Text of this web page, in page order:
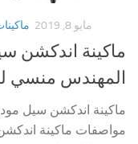
مايو 8, 2019
ماكينة اندكشن
المهندس منسي